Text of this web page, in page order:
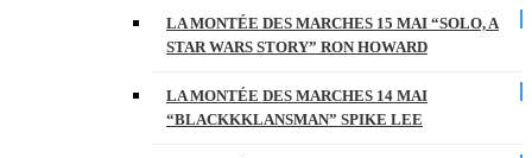
LA MONTÉE DES MARCHES 15 MAI “SOLO, A
STAR WARS STORY” RON HOWARD
LA MONTÉE DES MARCHES 14 MAI
“BLACKKKLANSMAN” SPIKE LEE